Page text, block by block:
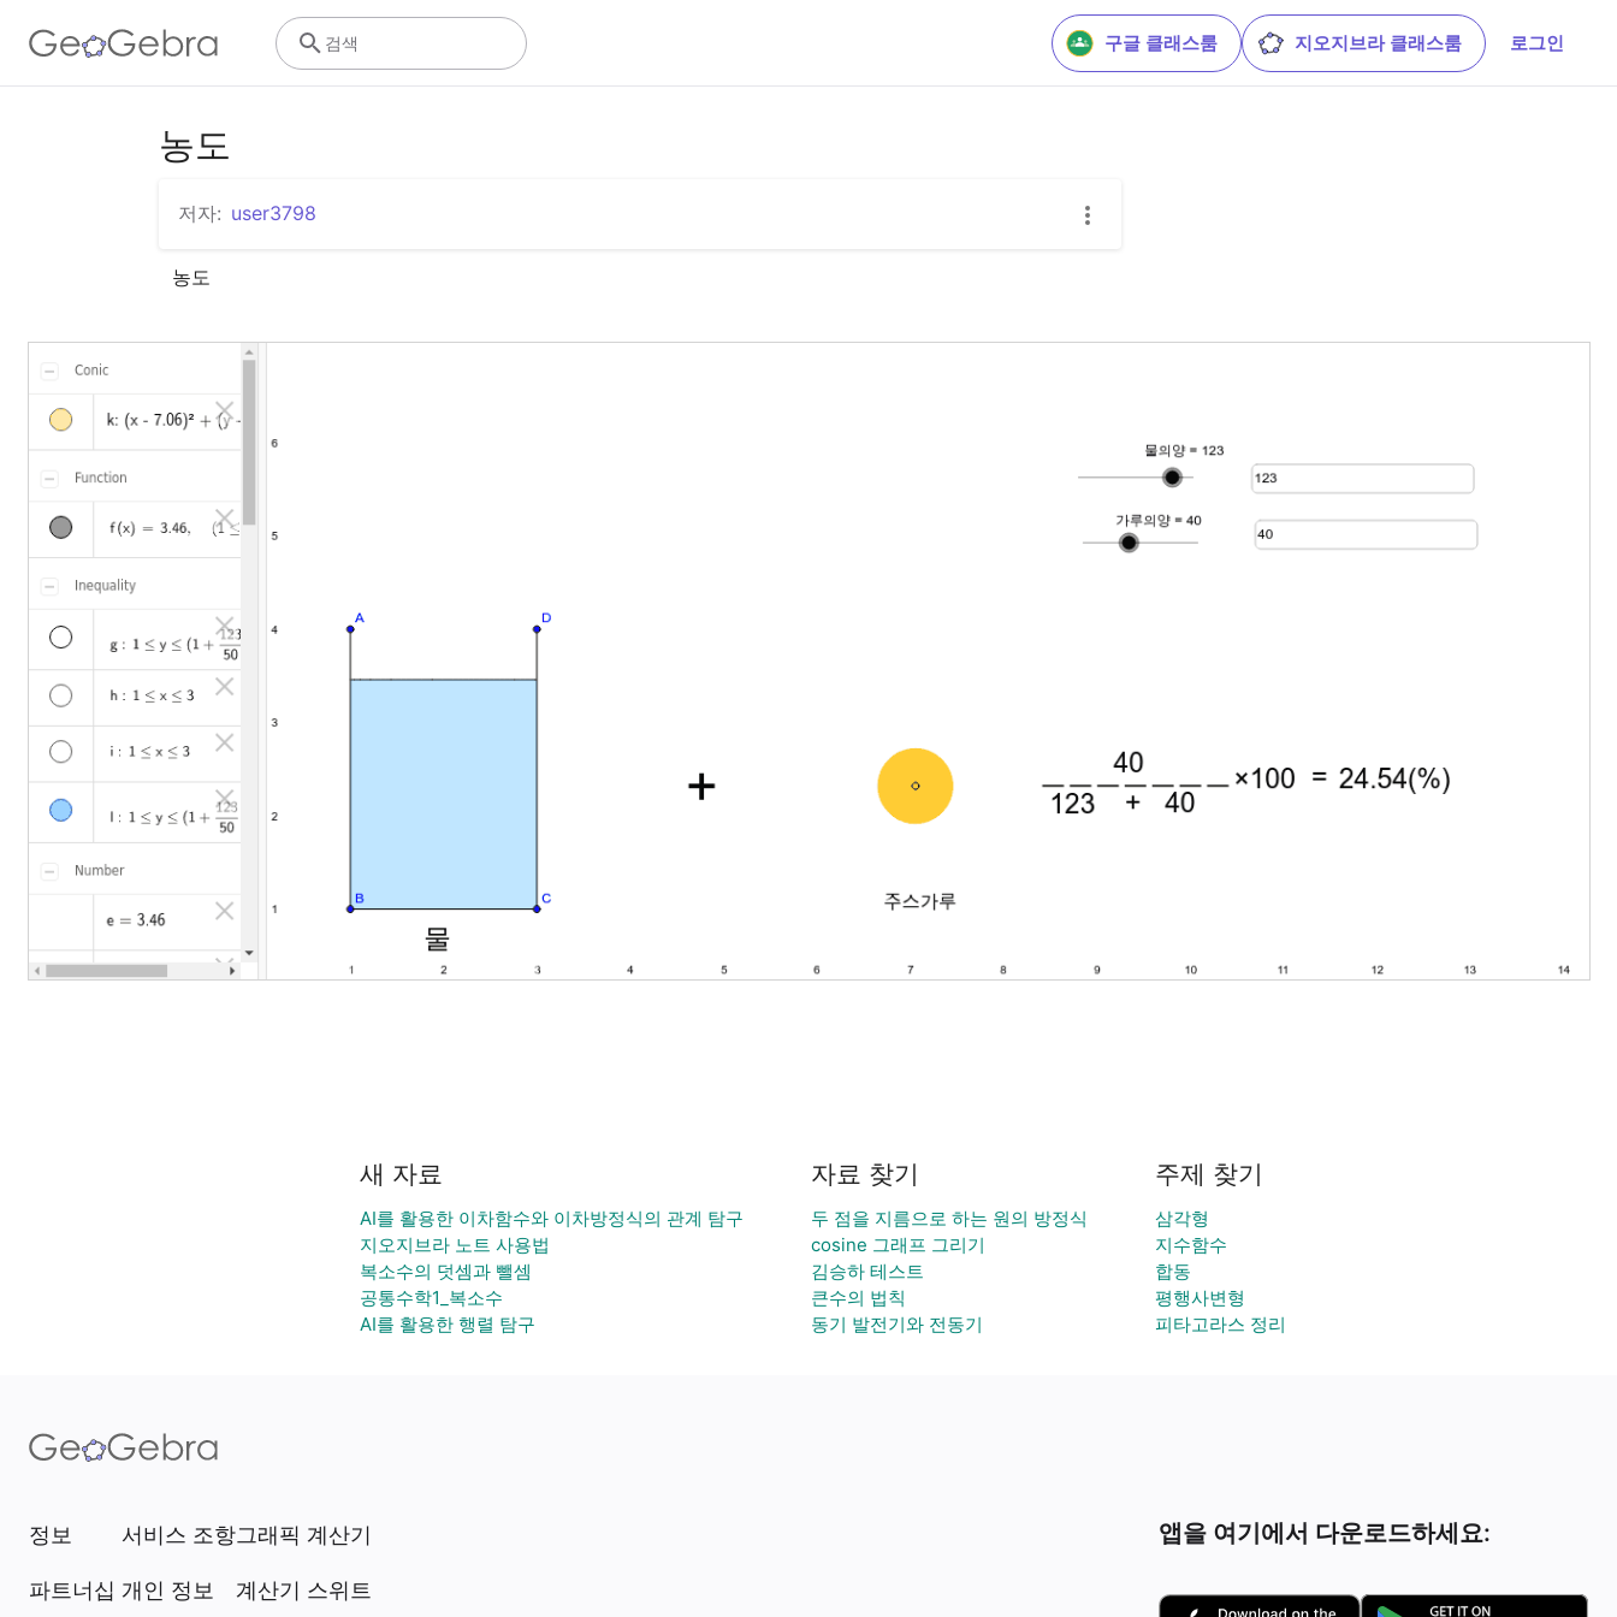
구글 클래스룸 지오지브라 클래스룸 로그인
검색
농도
저자: user3798
농도
새 자료
AI를 활용한 이차함수와 이차방정식의 관계 탐구
지오지브라 노트 사용법
복소수의 덧셈과 뺄셈
공통수학1_복소수
AI를 활용한 행렬 탐구
자료 찾기
두 점을 지름으로 하는 원의 방정식
cosine 그래프 그리기
김승하 테스트
큰수의 법칙
동기 발전기와 전동기
주제 찾기
삼각형
지수함수
합동
평행사변형
피타고라스 정리
정보
파트너십
서비스 조항
개인 정보
그래픽 계산기
계산기 스위트
앱을 여기에서 다운로드하세요: